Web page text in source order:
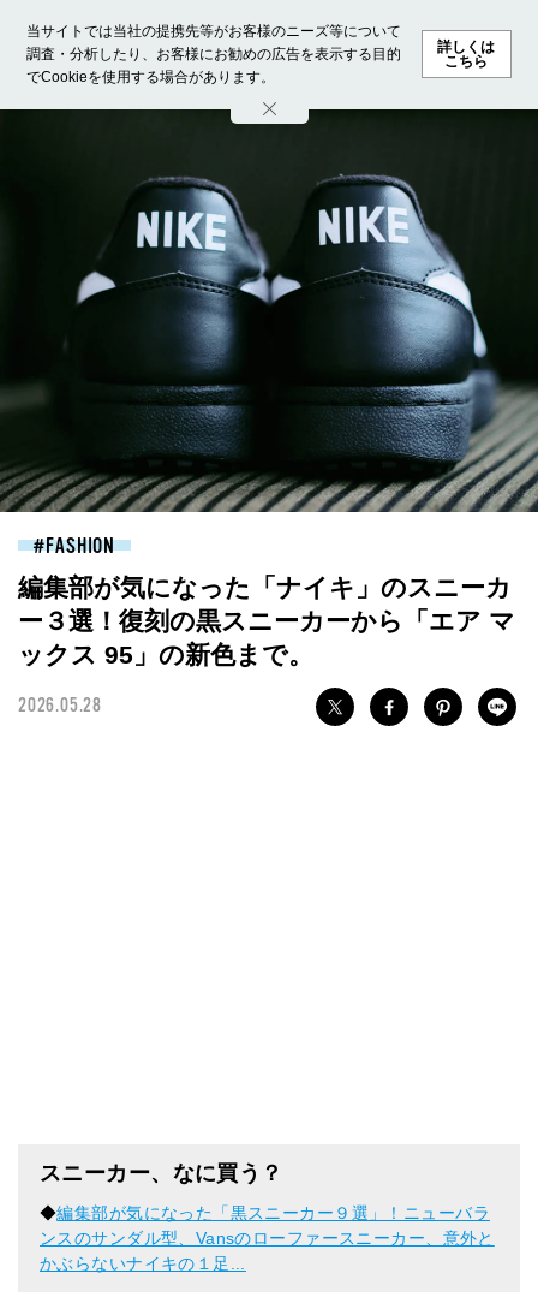
当サイトでは当社の提携先等がお客様のニーズ等について
調査・分析したり、お客様にお勧めの広告を表示する目的
でCookieを使用する場合があります。
詳しくは
こちら
ホーム モデル募集 ランキング ファッション ビューテ
FASHION
編集部が気になった「ナイキ」のスニーカ
ー３選！復刻の黒スニーカーから「エア マ
ックス 95」の新色まで。
2026.05.28
スニーカー、なに買う？
◆編集部が気になった「黒スニーカー９選」！ニューバラ
ンスのサンダル型、Vansのローファースニーカー、意外と
かぶらないナイキの１足...